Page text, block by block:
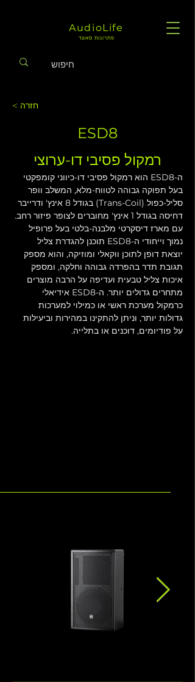
AudioLife
פתרונות סאונד
< חזרה
ESD8
רמקול פסיבי דו-ערוצי
ה-ESD8 הוא רמקול פסיבי דו-כיווני קומפקטי
בעל תפוקה גבוהה לטווח-מלא, המשלב וופר
סליל-כפול (Trans-Coil) בגודל 8 אינץ' ודרייבר
דחיסה בגודל 1 אינץ' מחוברים לצופר פיזור רחב.
עם מארז דיסקרטי מלבנה-בלטי בעל פרופיל
נמוך וייחודי ה-ESD8 תוכנן להגדרת צליל
יוצאת דופן לתוכן ווקאלי ומוזיקה, והוא מספק
תגובת תדר בהפרדה גבוהה וחלקה, ומספק
איכות צליל טבעית ועדיפה על הרבה מוצרים
מתחרים גדולים יותר. ה-ESD8 אידיאלי
כרמקול מערכת ראשי או כמילוי למערכות
גדולות יותר, וניתן להתקינו במהירות וביעילות
על פודיומים, דוכנים או בתלייה.